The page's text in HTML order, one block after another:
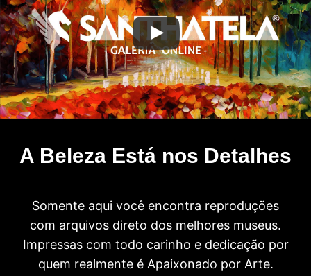
A Beleza Está nos Detalhes
Somente aqui você encontra reproduções
com arquivos direto dos melhores museus.
Impressas com todo carinho e dedicação por
quem realmente é Apaixonado por Arte.